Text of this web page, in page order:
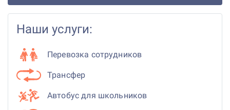
Наши услуги:
Перевозка сотрудников
Трансфер
Автобус для школьников